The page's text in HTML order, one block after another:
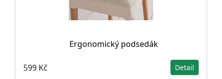
Ergonomický podsedák
599 Kč Detail